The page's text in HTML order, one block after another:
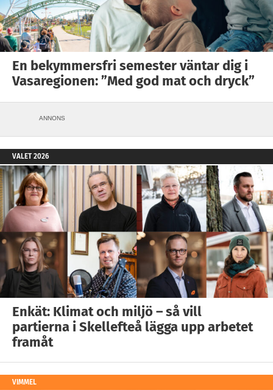
En bekymmersfri semester väntar dig i
Vasaregionen: ”Med god mat och dryck”
ANNONS
VALET 2026
Enkät: Klimat och miljö – så vill
partierna i Skellefteå lägga upp arbetet
framåt
VIMMEL